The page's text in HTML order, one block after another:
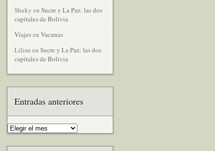
Shuky en Sucre y La Paz: las dos
capitales de Bolivia
Viajesen Vacunas
Lilian en Sucre y La Paz: las dos
capitales de Bolivia
Entradas anteriores